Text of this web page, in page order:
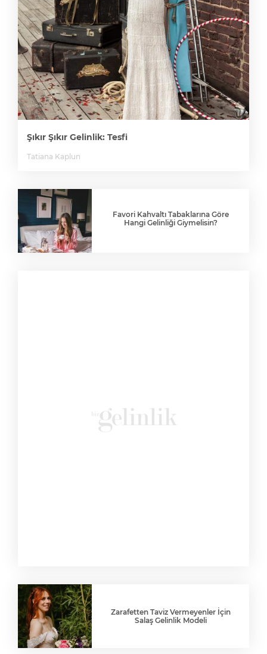
Şıkır Şıkır Gelinlik: Tesfi
Tatiana Kaplun
Favori Kahvaltı Tabaklarına Göre
Hangi Gelinliği Giymelisin?
Zarafetten Taviz Vermeyenler İçin
Salaş Gelinlik Modeli